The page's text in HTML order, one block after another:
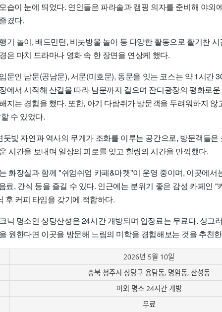
습이 눈에 띄었다. 연인들은 파라솔과 캠핑 의자를 준비해 야외
겼다.
기 놀이, 배드민턴, 비눗방울 놀이 등 다양한 활동으로 활기찬
은 마치 드라마나 영화 속 한 장면을 연상케 했다.
문인 남문(공남문), 서문(미호문), 동문을 잇는 코스는 약 1시간
에서 시작해 산길을 따라 남문까지 걸으며 잔디광장의 평화로
지는 경험을 했다. 또한, 아기 다람쥐가 방문객을 두려워하지 않
수 있었다.
빛 자연과 역사의 무게가 조화를 이루는 공간으로, 방문객들은
시간을 보내며 일상의 피로를 잊고 힐링의 시간을 만끽했다.
화장실과 함께 "쉬엄쉬엄 카페&마켓"이 운영 중이며, 이곳에서
료, 간식 등을 즐길 수 있다. 인근에는 분위기 좋은 감성 카페인 "
후 커피 타임을 갖기에 적합하다.
닉 명소인 상당산성은 24시간 개방되며 입장료는 무료다. 싱그
원한다면 이곳을 방문해 느림의 미학을 경험해보는 것을 추천
2026년 5월 10일
충북 청주시 상당구 용담동, 명암동, 산성동
야외 명소 24시간 개방
무료